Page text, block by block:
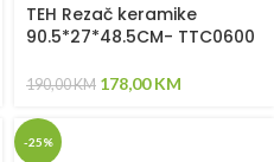
TEH Rezač keramike
90.5*27*48.5CM- TTC0600
190,00KM 178,00KM
-25%